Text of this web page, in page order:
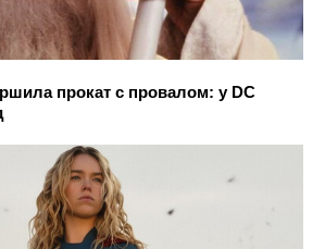
прокат с провалом: у DC